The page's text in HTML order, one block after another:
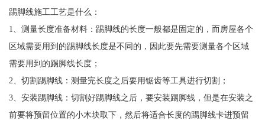
踢脚线施工工艺是什么：
1、测量长度准备材料：踢脚线的长度一般都是固定的，而房屋各个
区域需要用到的踢脚线长度是不同的，因此要先需要测量各个区域
需要用到的踢脚线长度；
2、切割踢脚线：测量完长度之后要用锯齿等工具进行切割；
3、安装踢脚线：切割好踢脚线之后，要安装踢脚线，但是在安装之
前要将预留位置的小木块取下，然后将适合长度的踢脚线卡进预留